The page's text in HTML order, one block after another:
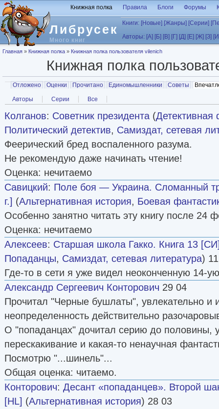
Перейти к основному содержанию
Либрусек
Много книг
Книжная полка Правила Блоги Форумы
Книги: [Новые] [Жанры] [Серии]
Авторы: [А] [Б] [В] [Г] [Д] [Е] [Ж] [З]
Вы здесь
Главная » Книжная полка » Книжная полка пользователя vilenich
Книжная полка
Главные вкладки
Отложено Оценки Прочитано Единомышленники Советы
Вторичные вкладки
Авторы Серии Все
Колганов: Советник президента (Детективная
Политический детектив, Самиздат, сетевая
Феерический бред воспаленного разума.
Не рекомендую даже начинать чтение!
Оценка: нечитаемо
Савицкий: Поле боя — Украина. Сломанный
г.] (Альтернативная история, Боевая
Особенно занятно читать эту книгу после 24
Оценка: нечитаемо
Алексеев: Старшая школа Гакко. Книга 13
Попаданцы, Самиздат, сетевая литература)
Где-то в сети я уже видел неоконченную 14-ую
Александр Сергеевич Конторович 29 04
Прочитал "Черные бушлаты", увлекательно и
неопределенность действительно
О "попаданцах" дочитал серию до половины,
перескакивание и какая-то ненаучная
Посмотрю "...шинель"...
Общая оценка: читаемо.
Конторович: Десант «попаданцев». Второй
[HL] (Альтернативная история) 28 03